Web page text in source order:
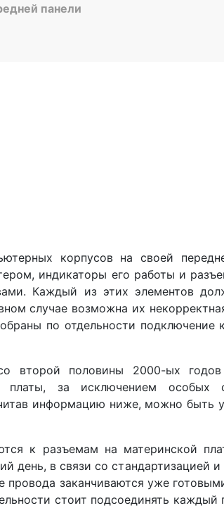
панели
корпусов на своей
индикаторы его работы и
Каждый из этих элементов
случае возможна их
по отдельности подключение
второй половины 2000-ых
платы, за исключением особых
информацию ниже, можно быть
к разъемам на материнской
день, в связи со стандартизацией
провода заканчиваются уже
стоит подсоединять каждый